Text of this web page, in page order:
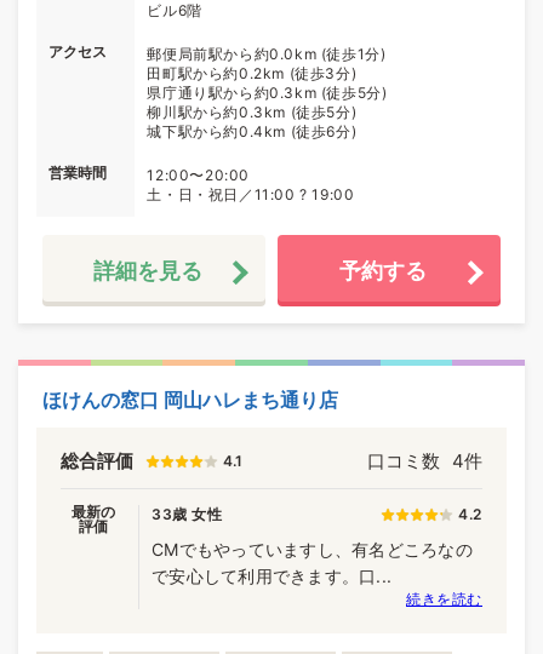
ビル6階
アクセス
郵便局前駅から約0.0km (徒歩1分)
田町駅から約0.2km (徒歩3分)
県庁通り駅から約0.3km (徒歩5分)
柳川駅から約0.3km (徒歩5分)
城下駅から約0.4km (徒歩6分)
営業時間
12:00〜20:00
土・日・祝日／11:00 ? 19:00
詳細を見る 予約する
ほけんの窓口 岡山ハレまち通り店
総合評価 4.1 口コミ数 4件
最新の
評価
33歳 女性 4.2
CMでもやっていますし、有名どころなの
で安心して利用できます。口...
続きを読む